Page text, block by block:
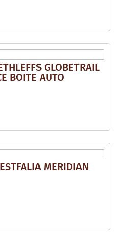
GLOBETRAIL
BOITE AUTO
MERIDIAN